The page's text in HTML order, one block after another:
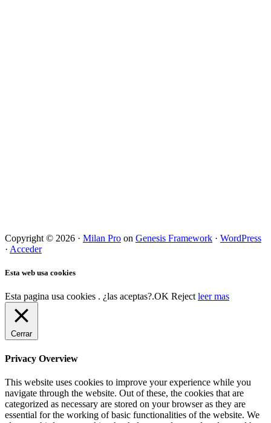
Copyright © 2026 · Milan Pro on Genesis Framework · WordPress
· Acceder
Esta web usa cookies
Esta pagina usa cookies . ¿las aceptas?.OK Reject leer mas
Cerrar
Privacy Overview
This website uses cookies to improve your experience while you
navigate through the website. Out of these, the cookies that are
categorized as necessary are stored on your browser as they are
essential for the working of basic functionalities of the website. We